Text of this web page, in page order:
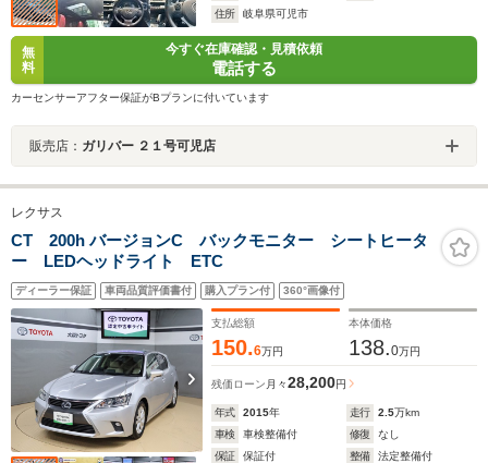
住所
岐阜県可児市
無
料
今すぐ在庫確認・見積依頼
電話する
カーセンサーアフター保証がBプランに付いています
販売店： ガリバー ２１号可児店
レクサス
CT 200h バージョンC バックモニター シートヒータ
ー LEDヘッドライト ETC
ディーラー保証 車両品質評価書付 購入プラン付 360°画像付
支払総額
150.6万円
本体価格
138.0万円
残価ローン 月々28,200円
年式 2015年 走行 2.5万km
車検
車検整備付 修復
なし
保証
保証付 整備
法定整備付